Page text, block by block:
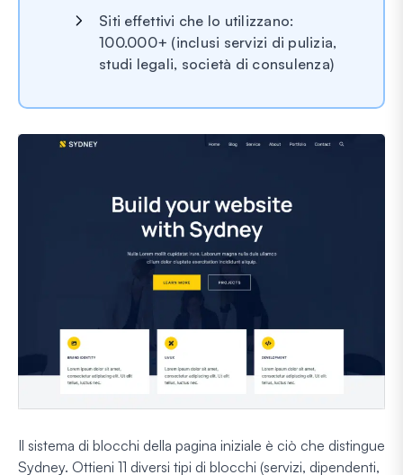
Siti effettivi che lo utilizzano:
100.000+ (inclusi servizi di pulizia,
studi legali, società di consulenza)
Il sistema di blocchi della pagina iniziale è ciò che distingue
Sydney. Ottieni 11 diversi tipi di blocchi (servizi, dipendenti,